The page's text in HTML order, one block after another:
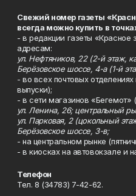
Свежий номер газеты
всегда можно купить в
- в редакции газеты «Красное
адресам:
ул. Нефтяников, 22 (2-й этаж,
Берёзовское шоссе, 4-а (1-й
- во всех почтовых
выпуски);
- в сети магазинов «Бегемот»
ул. Ленина, 26; центральный
ул. Парковая, 2 (цокольный
Берёзовское шоссе, 3-в;
- на центральном рынке
- в киосках на автовокзале и
Телефон
Тел. 8 (34783) 7-42-62.